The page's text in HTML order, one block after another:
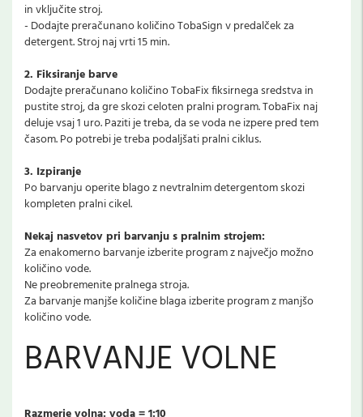
in vključite stroj.
- Dodajte preračunano količino TobaSign v predalček za
detergent. Stroj naj vrti 15 min.
2. Fiksiranje barve
Dodajte preračunano količino TobaFix fiksirnega sredstva in
pustite stroj, da gre skozi celoten pralni program. TobaFix naj
deluje vsaj 1 uro. Paziti je treba, da se voda ne izpere pred tem
časom. Po potrebi je treba podaljšati pralni ciklus.
3. Izpiranje
Po barvanju operite blago z nevtralnim detergentom skozi
kompleten pralni cikel.
Nekaj nasvetov pri barvanju s pralnim strojem:
Za enakomerno barvanje izberite program z največjo možno
količino vode.
Ne preobremenite pralnega stroja.
Za barvanje manjše količine blaga izberite program z manjšo
količino vode.
BARVANJE VOLNE